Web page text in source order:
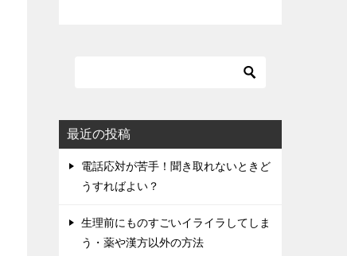
最近の投稿
電話応対が苦手！聞き取れないときど
うすればよい？
生理前にものすごいイライラしてしま
う・薬や漢方以外の方法